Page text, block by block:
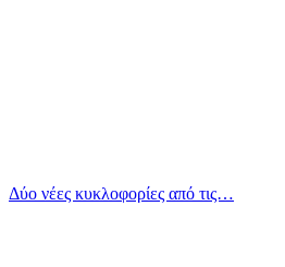
Δύο νέες κυκλοφορίες από τις…